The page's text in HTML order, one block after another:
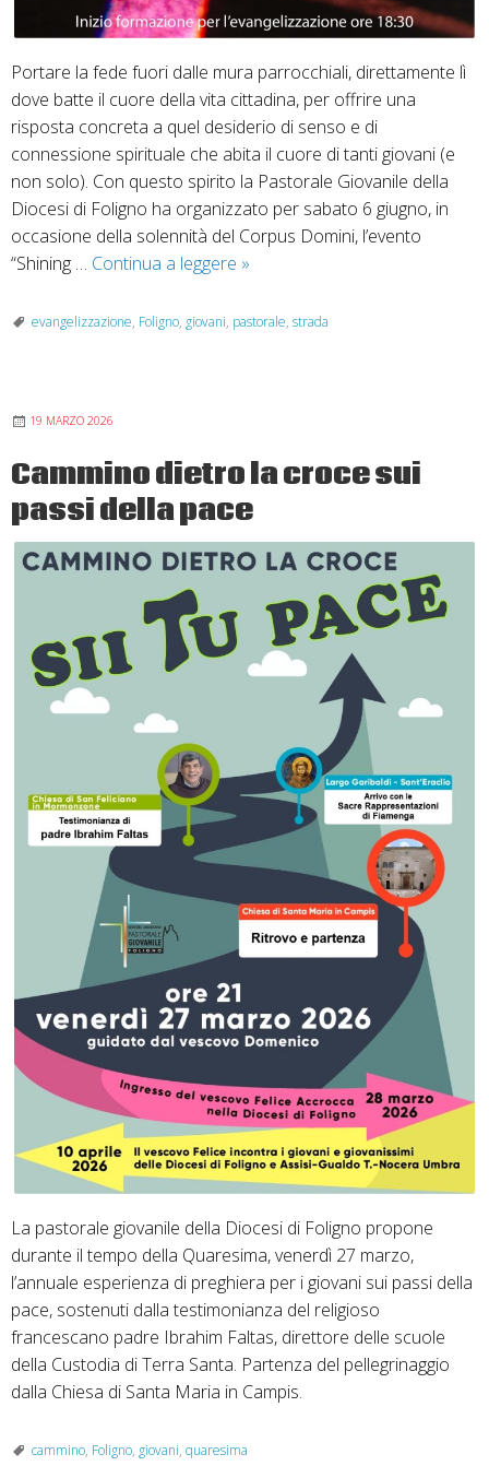
Portare la fede fuori dalle mura parrocchiali, direttamente lì
dove batte il cuore della vita cittadina, per offrire una
risposta concreta a quel desiderio di senso e di
connessione spirituale che abita il cuore di tanti giovani (e
non solo). Con questo spirito la Pastorale Giovanile della
Diocesi di Foligno ha organizzato per sabato 6 giugno, in
occasione della solennità del Corpus Domini, l’evento
“Shining … Continua a leggere La
Giovanile
Light”
»
evangelizzazione, Foligno, giovani, pastorale, strada
19 MARZO 2026
Cammino dietro la croce sui
passi della pace
La pastorale giovanile della Diocesi di Foligno propone
durante il tempo della Quaresima, venerdì 27 marzo,
l’annuale esperienza di preghiera per i giovani sui passi della
pace, sostenuti dalla testimonianza del religioso
francescano padre Ibrahim Faltas, direttore delle scuole
della Custodia di Terra Santa. Partenza del pellegrinaggio
dalla Chiesa di Santa Maria in Campis.
cammino, Foligno, giovani, quaresima